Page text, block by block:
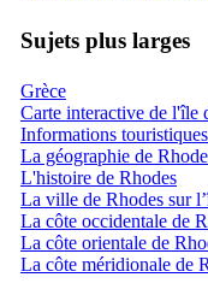
Sujets plus larges
Grèce
Carte interactive de l'île
Informations
La géographie de
L'histoire de Rhodes
La ville de Rhodes sur
La côte occidentale de
La côte orientale de
La côte méridionale de